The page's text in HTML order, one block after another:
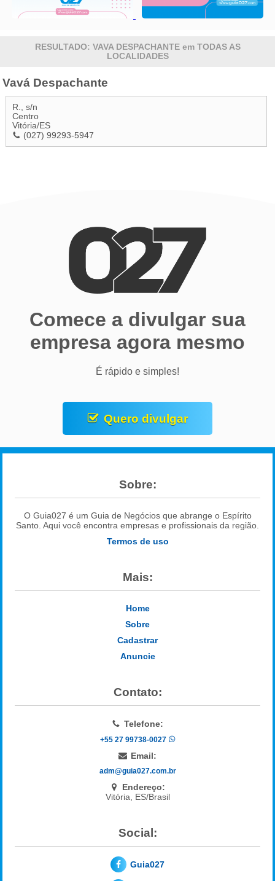
RESULTADO: VAVA DESPACHANTE em TODAS AS
LOCALIDADES
Vavá Despachante
R., s/n
Centro
Vitória/ES
(027) 99293-5947
Comece a divulgar sua
empresa agora mesmo
É rápido e simples!
Quero divulgar
Sobre:
O Guia027 é um Guia de Negócios que abrange o Espírito
Santo. Aqui você encontra empresas e profissionais da região.
Termos de uso
Mais:
Home
Sobre
Cadastrar
Anuncie
Contato:
Telefone:
+55 27 99738-0027
Email:
adm@guia027.com.br
Endereço:
Vitória, ES/Brasil
Social:
Guia027